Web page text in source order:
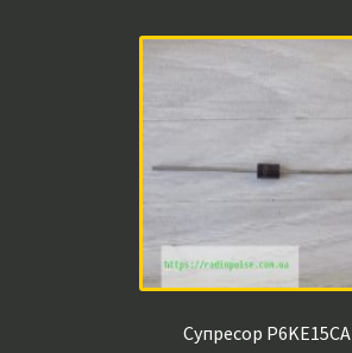
Супресор P6KE15CA